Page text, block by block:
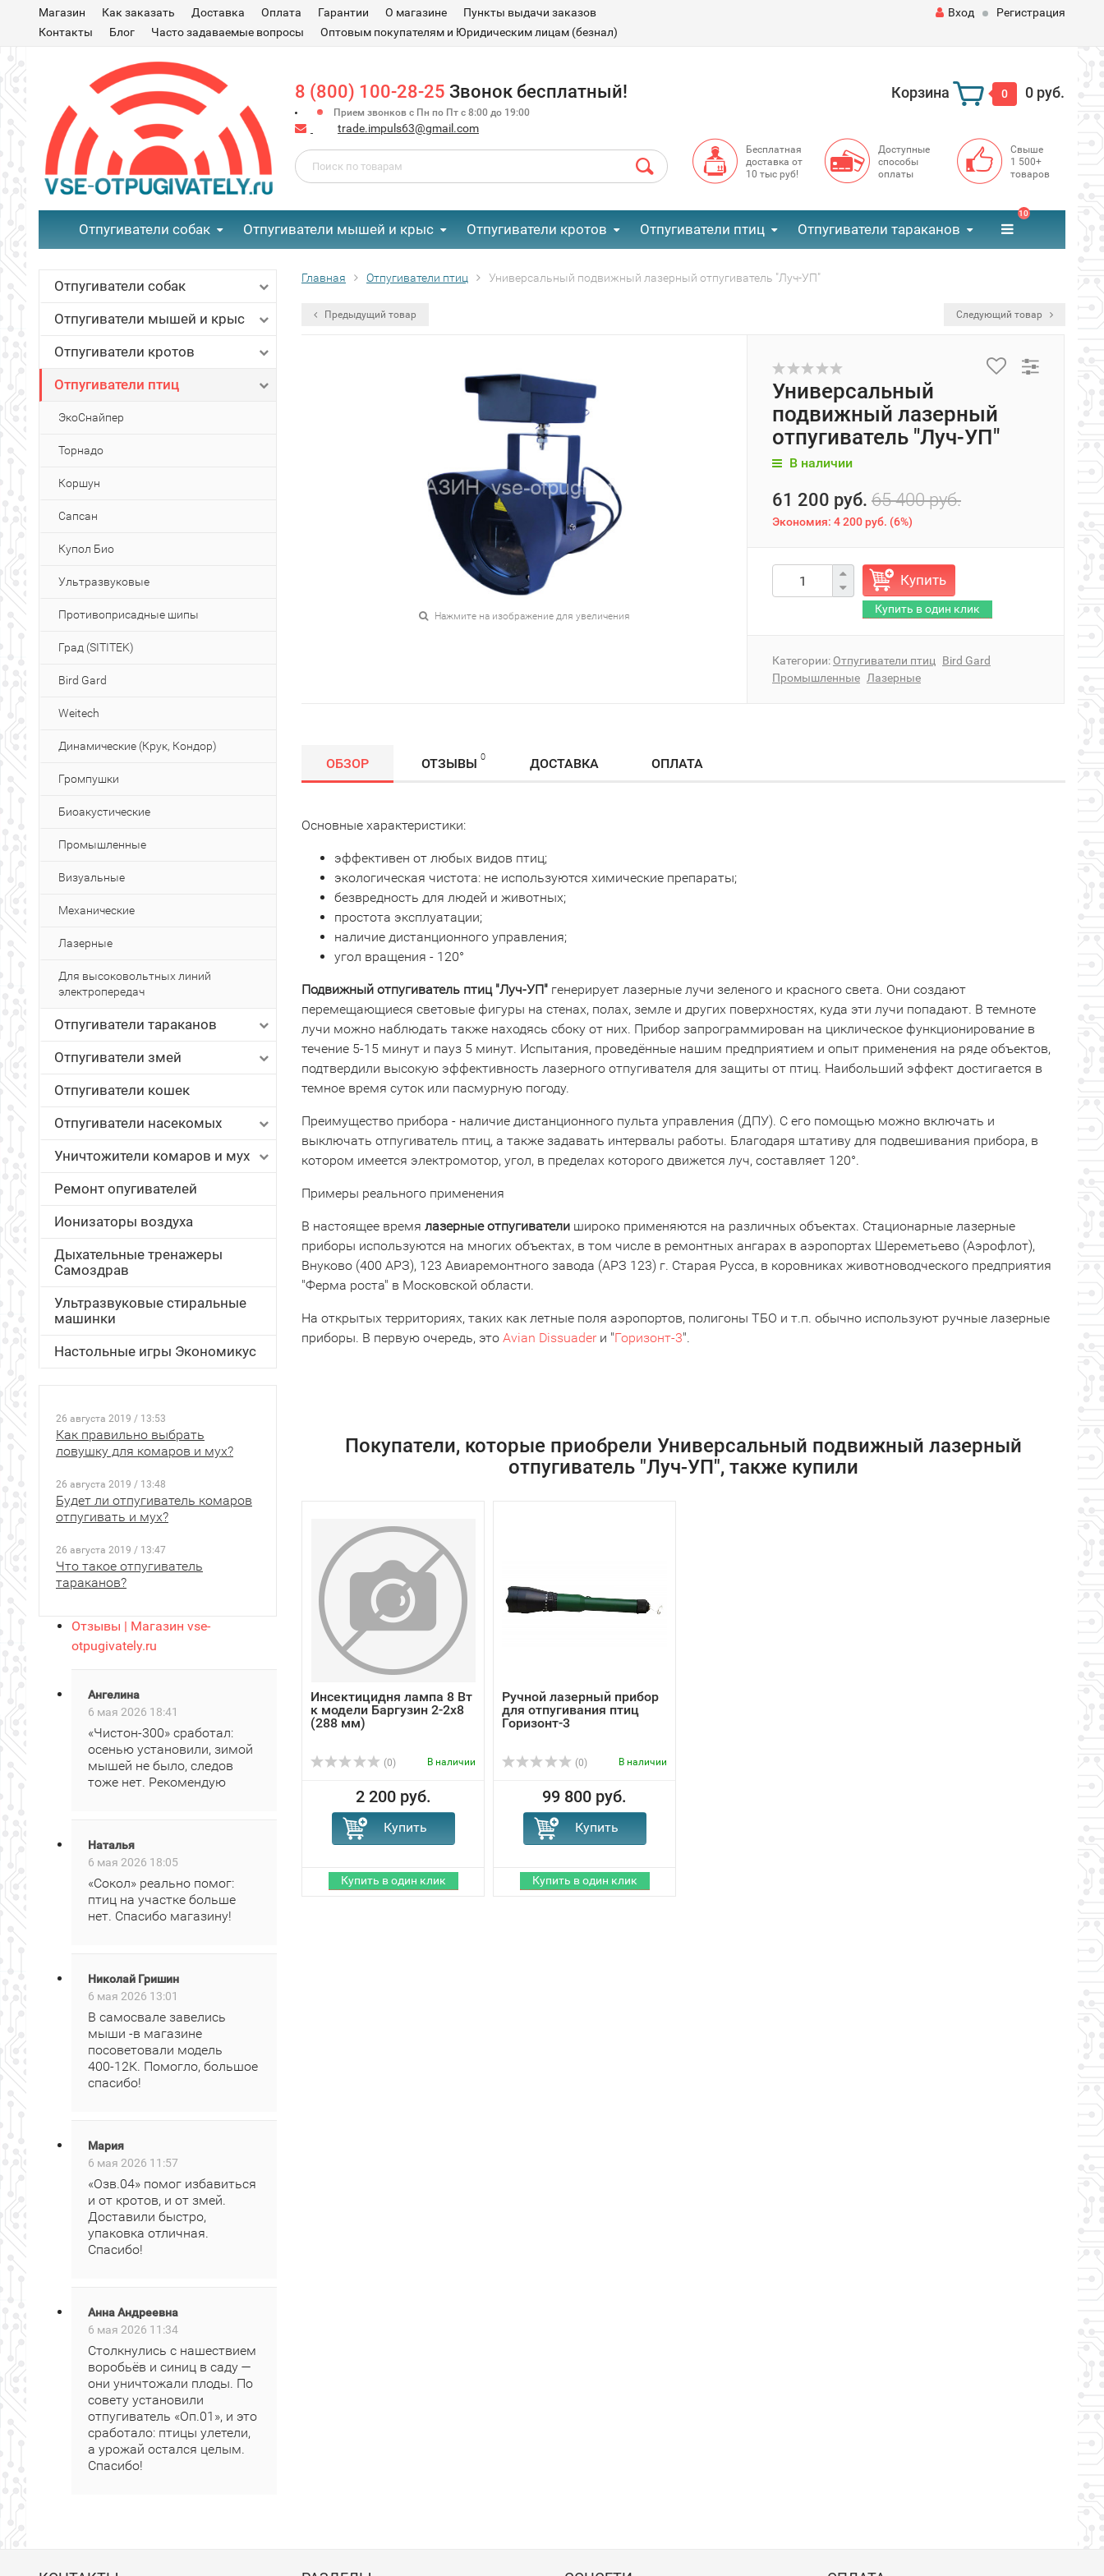
Магазин Как заказать Доставка Оплата Гарантии О магазине
Пункты выдачи заказов
Контакты
Блог Часто задаваемые вопросы Оптовым покупателям и Юридическим лицам (безнал)
Вход Регистрация
8 (800) 100-28-25 Звонок бесплатный!
Прием звонков с Пн по Пт с 8:00 до 19:00
trade.impuls63@gmail.com
Корзина 0 0 руб.
Бесплатная
доставка от
10 тыс руб!
Доступные
способы
оплаты
Свыше
1 500+
товаров
Отпугиватели собак Отпугиватели мышей и крыс Отпугиватели кротов Отпугиватели птиц Отпугиватели тараканов
10
Отпугиватели собак
Отпугиватели мышей и крыс
Отпугиватели кротов
Отпугиватели птиц
ЭкоСнайпер
Торнадо
Коршун
Сапсан
Купол Био
Ультразвуковые
Противоприсадные шипы
Град (SITITEK)
Bird Gard
Weitech
Динамические (Крук, Кондор)
Громпушки
Биоакустические
Промышленные
Визуальные
Механические
Лазерные
Для высоковольтных линий
электропередач
Отпугиватели тараканов
Отпугиватели змей
Отпугиватели кошек
Отпугиватели насекомых
Уничтожители комаров и мух
Ремонт опугивателей
Ионизаторы воздуха
Дыхательные тренажеры
Самоздрав
Ультразвуковые стиральные
машинки
Настольные игры Экономикус
26 августа 2019 / 13:53
Как правильно выбрать
ловушку для комаров и мух?
26 августа 2019 / 13:48
Будет ли отпугиватель комаров
отпугивать и мух?
26 августа 2019 / 13:47
Что такое отпугиватель
тараканов?
Отзывы | Магазин vse-
otpugivately.ru
Ангелина
6 мая 2026 18:41
«Чистон‑300» сработал:
осенью установили, зимой
мышей не было, следов
тоже нет. Рекомендую
Наталья
6 мая 2026 18:05
«Сокол» реально помог:
птиц на участке больше
нет. Спасибо магазину!
Николай Гришин
6 мая 2026 13:01
В самосвале завелись
мыши -в магазине
посоветовали модель
400‑12К. Помогло, большое
спасибо!
Мария
6 мая 2026 11:57
«Озв.04» помог избавиться
и от кротов, и от змей.
Доставили быстро,
упаковка отличная.
Спасибо!
Анна Андреевна
6 мая 2026 11:34
Столкнулись с нашествием
воробьёв и синиц в саду —
они уничтожали плоды. По
совету установили
отпугиватель «Оп.01», и это
сработало: птицы улетели,
а урожай остался целым.
Спасибо!
Главная Отпугиватели птиц Универсальный подвижный лазерный отпугиватель "Луч-УП"
Предыдущий товар Следующий товар
Нажмите на изображение для увеличения
Универсальный
подвижный лазерный
отпугиватель "Луч-УП"
В наличии
61 200 руб. 65 400 руб.
Экономия: 4 200 руб. (6%)
Купить
Категории: Отпугиватели птиц
Bird Gard
Промышленные Лазерные
ОБЗОР ОТЗЫВЫ 0 ДОСТАВКА ОПЛАТА
Основные характеристики:
эффективен от любых видов птиц;
экологическая чистота: не используются химические препараты;
безвредность для людей и животных;
простота эксплуатации;
наличие дистанционного управления;
угол вращения - 120°
Подвижный отпугиватель птиц "Луч-УП" генерирует лазерные лучи зеленого и красного света. Они создают
перемещающиеся световые фигуры на стенах, полах, земле и других поверхностях, куда эти лучи попадают. В темноте
лучи можно наблюдать также находясь сбоку от них. Прибор запрограммирован на циклическое функционирование в
течение 5-15 минут и пауз 5 минут. Испытания, проведённые нашим предприятием и опыт применения на ряде объектов,
подтвердили высокую эффективность лазерного отпугивателя для защиты от птиц. Наибольший эффект достигается в
темное время суток или пасмурную погоду.
Преимущество прибора - наличие дистанционного пульта управления (ДПУ). С его помощью можно включать и
выключать отпугиватель птиц, а также задавать интервалы работы. Благодаря штативу для подвешивания прибора, в
котором имеется электромотор, угол, в пределах которого движется луч, составляет 120°.
Примеры реального применения
В настоящее время лазерные отпугиватели широко применяются на различных объектах. Стационарные лазерные
приборы используются на многих объектах, в том числе в ремонтных ангарах в аэропортах Шереметьево (Аэрофлот),
Внуково (400 АРЗ), 123 Авиаремонтного завода (АРЗ 123) г. Старая Русса, в коровниках животноводческого предприятия
"Ферма роста" в Московской области.
На открытых территориях, таких как летные поля аэропортов, полигоны ТБО и т.п. обычно используют ручные лазерные
приборы. В первую очередь, это Avian Dissuader и "Горизонт-3".
Покупатели, которые приобрели Универсальный подвижный лазерный
отпугиватель "Луч-УП", также купили
Инсектицидня лампа 8 Вт
к модели Баргузин 2-2х8
(288 мм)
(0) В наличии
2 200 руб.
Ручной лазерный прибор
для отпугивания птиц
Горизонт-3
(0) В наличии
99 800 руб.